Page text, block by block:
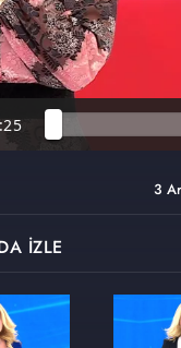
3
İZLE